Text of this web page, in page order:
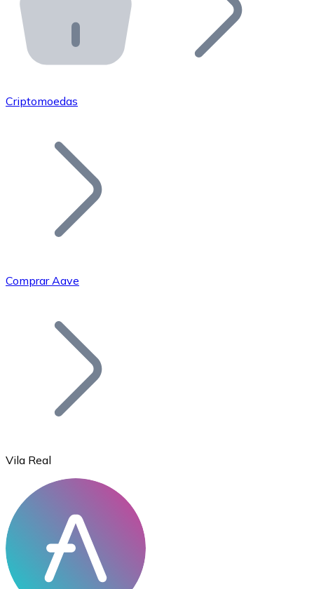
API Bitnovo
Integre nossa API no seu ecossistema.
Junte-se à nossa rede de revendedores e comercialize
Adicione o token do seu projeto ao nosso serviço de
Bitcoin
Ethereum
ETH
Criptomoedas
Comprar Aave
Vila Real